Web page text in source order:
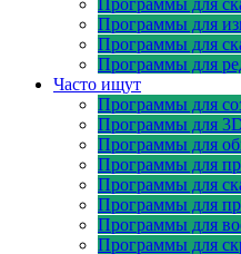
Программы для
Программы для
Программы для
Часто ищут
Программы для
Программы для
Программы для
Программы для
Программы для
Программы для
Программы для
Программы для